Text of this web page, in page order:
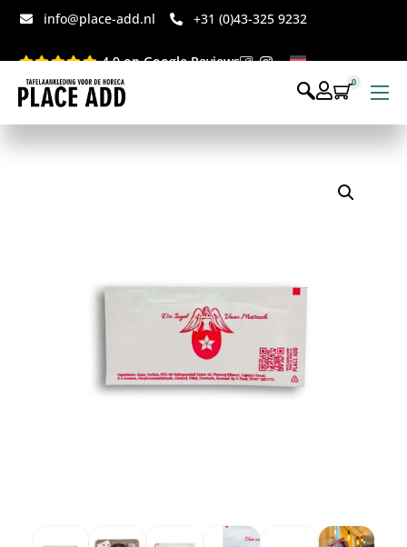
info@place-add.nl +31 (0)43-325 9232
4.9 op Google Reviews
Menukaarten
0